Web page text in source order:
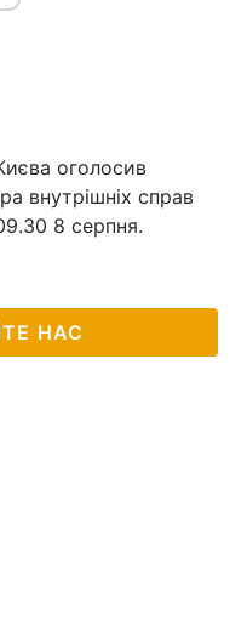
оголосив
внутрішніх справ
8 серпня.
НАС